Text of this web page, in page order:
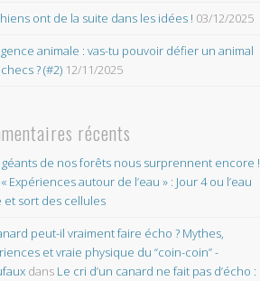
ont de la suite dans les idées ! 03/12/2025
animale : vas-tu pouvoir défier un animal
? (#2) 12/11/2025
récents
géants de nos forêts nous surprennent encore !
« Expériences autour de l’eau » : Jour 4 ou l’eau
et sort des cellules
peut-il vraiment faire écho ? Mythes,
et vraie physique du “coin-coin” -
dans Le cri d’un canard ne fait pas d’écho :